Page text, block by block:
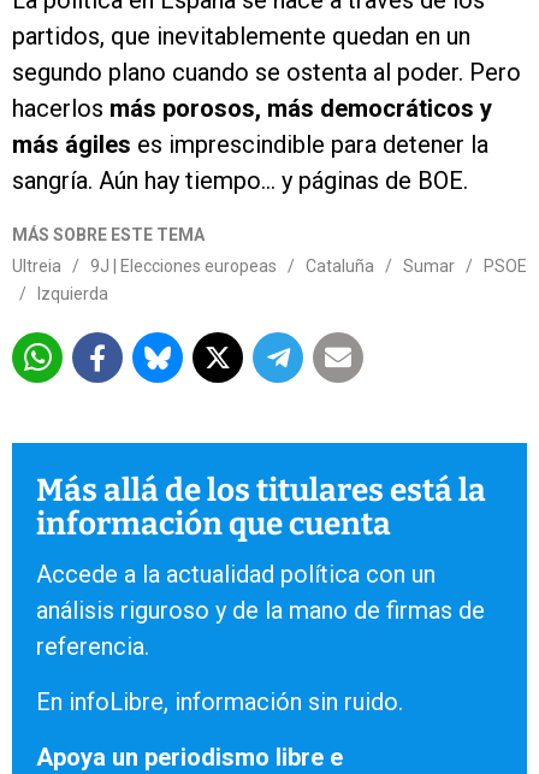
partidos, que inevitablemente quedan en un
segundo plano cuando se ostenta al poder. Pero
hacerlos más porosos, más democráticos y
más ágiles es imprescindible para detener la
sangría. Aún hay tiempo… y páginas de BOE.
MÁS SOBRE ESTE TEMA
Ultreia
/ 9J | Elecciones europeas / Cataluña / Sumar /
PSOE
/
Izquierda
Más allá de los titulares está la
información que cuenta
Accede a la actualidad política con un
análisis riguroso y de la mano de firmas de
referencia.
En infoLibre, información sin ruido.
Apoya un periodismo libre e